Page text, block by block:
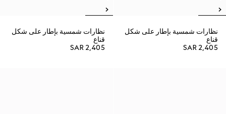
نظارات شمسية بإطار على شكل
قناع
SAR 2,405
نظارات شمسية بإطار على شكل
قناع
SAR 2,405